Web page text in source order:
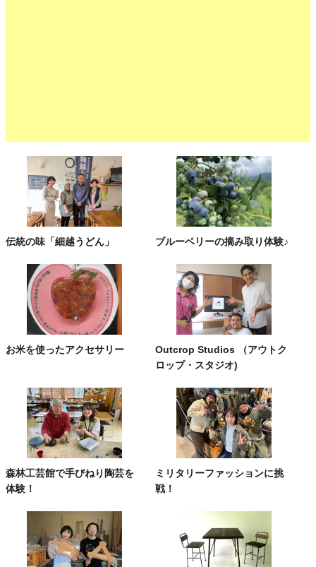
伝統の味「細越うどん」 ブルーベリーの摘み取り体験♪
お米を使ったアクセサリー
Outcrop Studios （アウトク
ロップ・スタジオ)
森林工芸館で手びねり陶芸を
体験！
ミリタリーファッションに挑
戦！